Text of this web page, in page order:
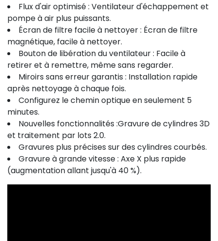
Flux d'air optimisé : Ventilateur d'échappement et
pompe à air plus puissants.
Écran de filtre facile à nettoyer : Écran de filtre
magnétique, facile à nettoyer.
Bouton de libération du ventilateur : Facile à
retirer et à remettre, même sans regarder.
Miroirs sans erreur garantis : Installation rapide
après nettoyage à chaque fois.
Configurez le chemin optique en seulement 5
minutes.
Nouvelles fonctionnalités :Gravure de cylindres 3D
et traitement par lots 2.0.
Gravures plus précises sur des cylindres courbés.
Gravure à grande vitesse : Axe X plus rapide
(augmentation allant jusqu'à 40 %).